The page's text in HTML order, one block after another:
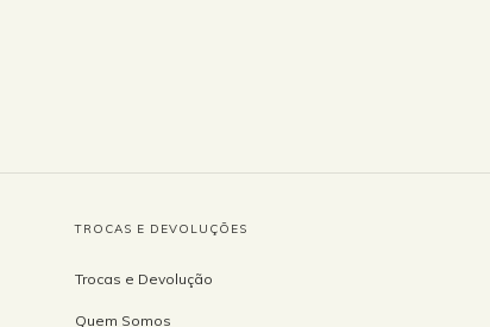
TROCAS E DEVOLUÇÕES
Trocas e Devolução
Quem Somos